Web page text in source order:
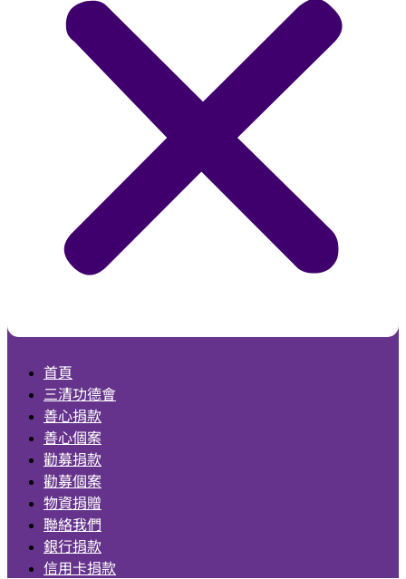
首頁
三清功德會
善心捐款
善心個案
勸募捐款
勸募個案
物資捐贈
聯絡我們
銀行捐款
信用卡捐款